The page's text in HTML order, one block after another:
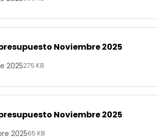
Noviembre 2025
2025275 KB
Noviembre 2025
202565 KB